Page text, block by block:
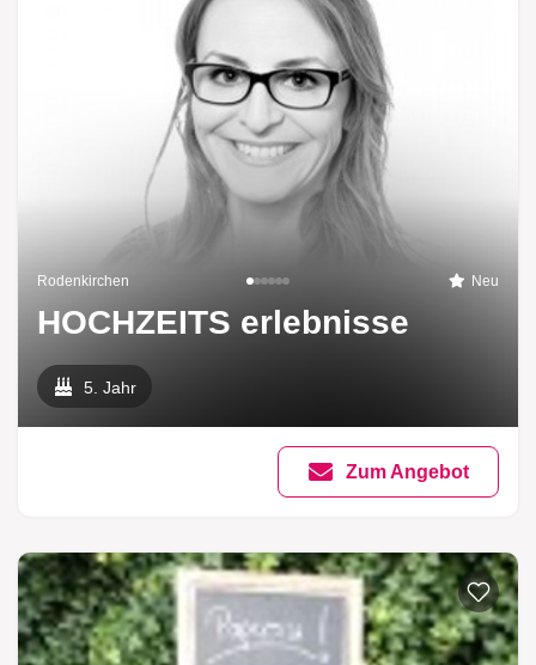
Rodenkirchen Neu
HOCHZEITS erlebnisse
5. Jahr
Zum Angebot